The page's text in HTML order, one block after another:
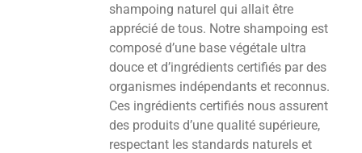
shampoing naturel qui allait être
apprécié de tous. Notre shampoing est
composé d’une base végétale ultra
douce et d’ingrédients certifiés par des
organismes indépendants et reconnus.
Ces ingrédients certifiés nous assurent
des produits d’une qualité supérieure,
respectant les standards naturels et